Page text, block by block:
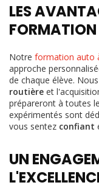
LES
Notre formation auto
approche
de chaque élève.
routière et
prépareront à toutes
expérimentés sont
vous sentez confiant
UN